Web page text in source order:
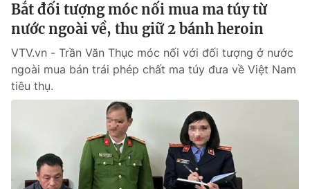
Bắt đối tượng móc nối mua ma túy từ
nước ngoài về, thu giữ 2 bánh heroin
VTV.vn - Trần Văn Thục móc nối với đối tượng ở nước
ngoài mua bán trái phép chất ma túy đưa về Việt Nam
tiêu thụ.